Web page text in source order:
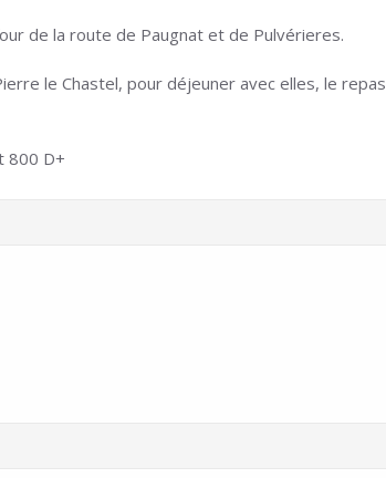
de la route de Paugnat et de Pulvérieres.
le Chastel, pour déjeuner avec elles, le repas
800 D+